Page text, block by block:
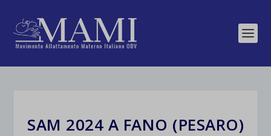
SAM 2024 A FANO (PESARO)